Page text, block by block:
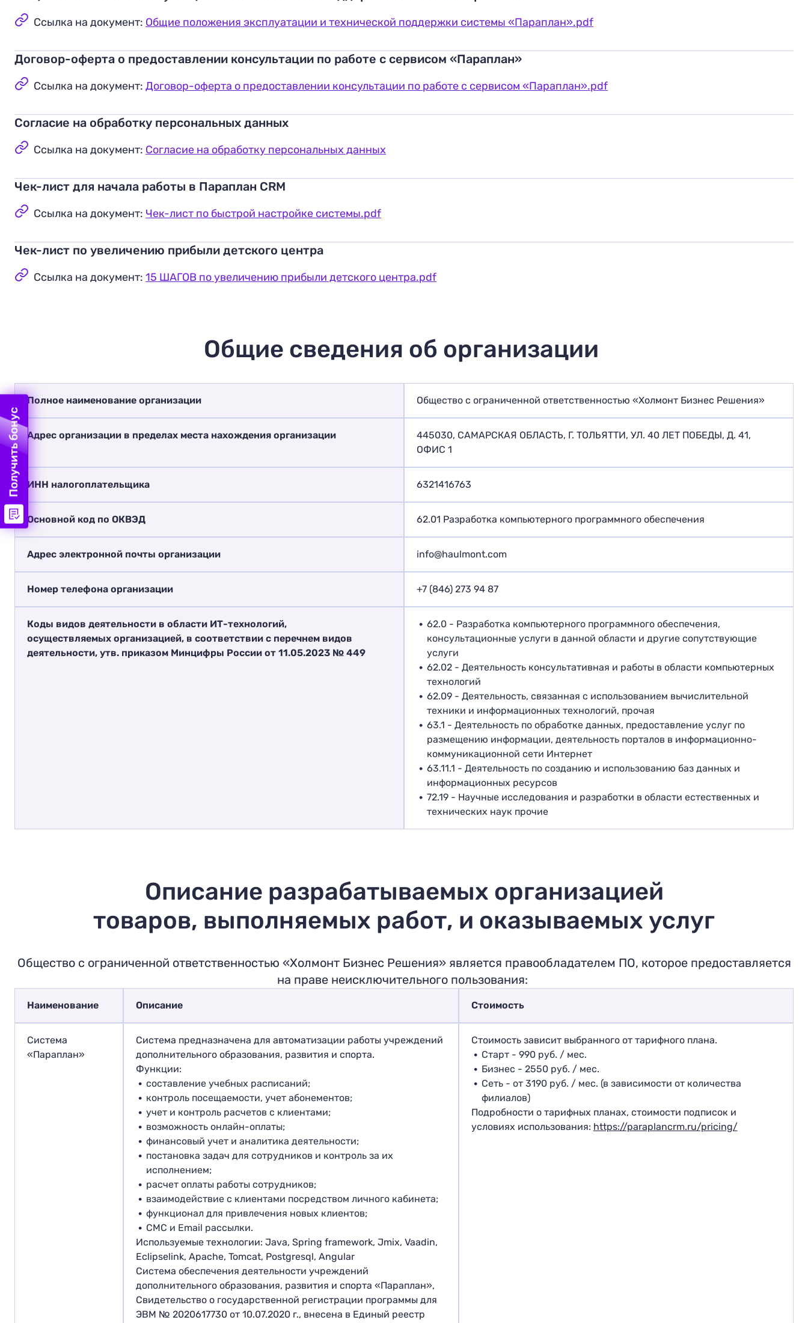
Ссылка на документ: Общие положения эксплуатации и технической поддержки системы «Параплан».pdf
Договор-оферта о предоставлении консультации по работе с сервисом «Параплан»
Ссылка на документ: Договор-оферта о предоставлении консультации по работе с сервисом «Параплан».pdf
Согласие на обработку персональных данных
Ссылка на документ: Согласие на обработку персональных данных
Чек-лист для начала работы в Параплан CRM
Ссылка на документ: Чек-лист по быстрой настройке системы.pdf
Чек-лист по увеличению прибыли детского центра
Ссылка на документ: 15 ШАГОВ по увеличению прибыли детского центра.pdf
Общие сведения об организации
Полное наименование организации Общество с ограниченной ответственностью «Холмонт Бизнес Решения»
Адрес организации в пределах места нахождения организации
445030, САМАРСКАЯ ОБЛАСТЬ, Г. ТОЛЬЯТТИ, УЛ. 40 ЛЕТ ПОБЕДЫ, Д. 41,
ОФИС 1
ИНН налогоплательщика 6321416763
Основной код по ОКВЭД 62.01 Разработка компьютерного программного обеспечения
Адрес электронной почты организации info@haulmont.com
Номер телефона организации +7 (846) 273 94 87
Коды видов деятельности в области ИТ-технологий,
осуществляемых организацией, в соответствии с перечнем видов
деятельности, утв. приказом Минцифры России от 11.05.2023 № 449
62.0 - Разработка компьютерного программного обеспечения,
консультационные услуги в данной области и другие сопутствующие
услуги
62.02 - Деятельность консультативная и работы в области компьютерных
технологий
62.09 - Деятельность, связанная с использованием вычислительной
техники и информационных технологий, прочая
63.1 - Деятельность по обработке данных, предоставление услуг по
размещению информации, деятельность порталов в информационно-
коммуникационной сети Интернет
63.11.1 - Деятельность по созданию и использованию баз данных и
информационных ресурсов
72.19 - Научные исследования и разработки в области естественных и
технических наук прочие
Описание разрабатываемых организацией
товаров, выполняемых работ, и оказываемых услуг
Общество с ограниченной ответственностью «Холмонт Бизнес Решения» является правообладателем ПО, которое предоставляется
на праве неисключительного пользования:
Наименование Описание Стоимость
Система
«Параплан»
Система предназначена для автоматизации работы учреждений
дополнительного образования, развития и спорта.
Функции:
составление учебных расписаний;
контроль посещаемости, учет абонементов;
учет и контроль расчетов с клиентами;
возможность онлайн-оплаты;
финансовый учет и аналитика деятельности;
постановка задач для сотрудников и контроль за их
исполнением;
расчет оплаты работы сотрудников;
взаимодействие с клиентами посредством личного кабинета;
функционал для привлечения новых клиентов;
СМС и Email рассылки.
Используемые технологии: Java, Spring framework, Jmix, Vaadin,
Eclipselink, Apache, Tomcat, Postgresql, Angular
Система обеспечения деятельности учреждений
дополнительного образования, развития и спорта «Параплан»,
Свидетельство о государственной регистрации программы для
ЭВМ № 2020617730 от 10.07.2020 г., внесена в Единый реестр
Стоимость зависит выбранного от тарифного плана.
Старт - 990 руб. / мес.
Бизнес - 2550 руб. / мес.
Сеть - от 3190 руб. / мес. (в зависимости от количества
филиалов)
Подробности о тарифных планах, стоимости подписок и
условиях использования: https://paraplancrm.ru/pricing/
Получить бонус